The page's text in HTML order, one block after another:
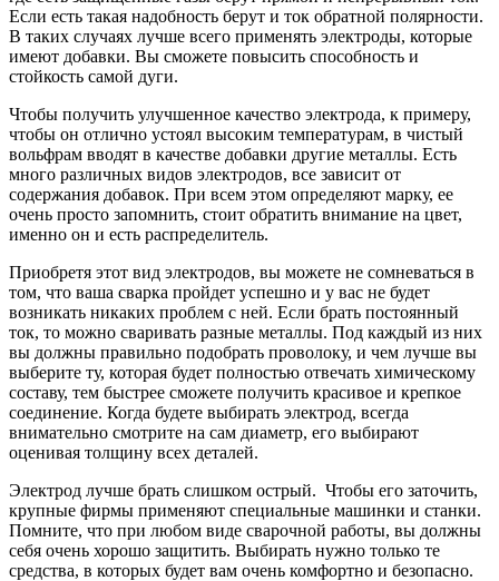
Если есть такая надобность берут и ток обратной полярности.
В таких случаях лучше всего применять электроды, которые
имеют добавки. Вы сможете повысить способность и
стойкость самой дуги.
Чтобы получить улучшенное качество электрода, к примеру,
чтобы он отлично устоял высоким температурам, в чистый
вольфрам вводят в качестве добавки другие металлы. Есть
много различных видов электродов, все зависит от
содержания добавок. При всем этом определяют марку, ее
очень просто запомнить, стоит обратить внимание на цвет,
именно он и есть распределитель.
Приобретя этот вид электродов, вы можете не сомневаться в
том, что ваша сварка пройдет успешно и у вас не будет
возникать никаких проблем с ней. Если брать постоянный
ток, то можно сваривать разные металлы. Под каждый из них
вы должны правильно подобрать проволоку, и чем лучше вы
выберите ту, которая будет полностью отвечать химическому
составу, тем быстрее сможете получить красивое и крепкое
соединение. Когда будете выбирать электрод, всегда
внимательно смотрите на сам диаметр, его выбирают
оценивая толщину всех деталей.
Электрод лучше брать слишком острый. Чтобы его заточить,
крупные фирмы применяют специальные машинки и станки.
Помните, что при любом виде сварочной работы, вы должны
себя очень хорошо защитить. Выбирать нужно только те
средства, в которых будет вам очень комфортно и безопасно.